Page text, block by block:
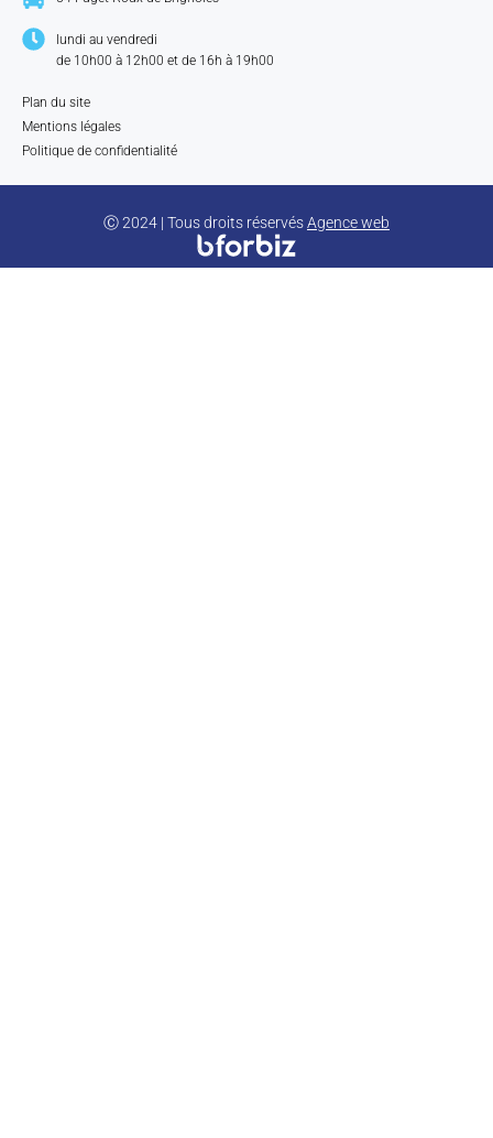
lundi au vendredi
de 10h00 à 12h00 et de 16h à 19h00​​
Plan du site
Mentions légales
Politique de confidentialité
Ⓒ 2024 | Tous droits réservésAgence web